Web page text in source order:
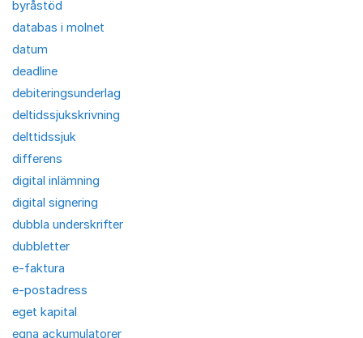
byråstöd
databas i molnet
datum
deadline
debiteringsunderlag
deltidssjukskrivning
delttidssjuk
differens
digital inlämning
digital signering
dubbla underskrifter
dubbletter
e-faktura
e-postadress
eget kapital
egna ackumulatorer